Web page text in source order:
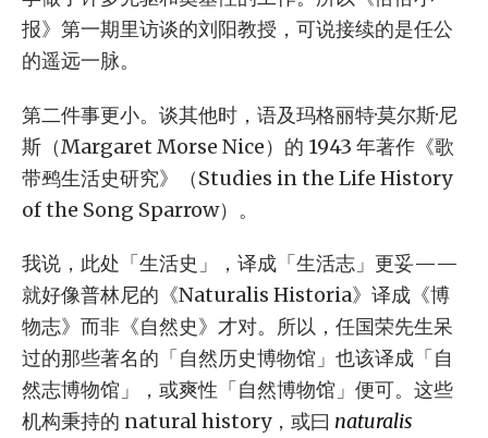
报》第一期里访谈的刘阳教授，可说接续的是任公
的遥远一脉。
第二件事更小。谈其他时，语及玛格丽特·莫尔斯·尼
斯（Margaret Morse Nice）的 1943 年著作《歌
带鹀生活史研究》（Studies in the Life History
of the Song Sparrow）。
我说，此处「生活史」，译成「生活志」更妥——
就好像普林尼的《Naturalis Historia》译成《博
物志》而非《自然史》才对。所以，任国荣先生呆
过的那些著名的「自然历史博物馆」也该译成「自
然志博物馆」，或爽性「自然博物馆」便可。这些
机构秉持的 natural history，或曰 naturalis